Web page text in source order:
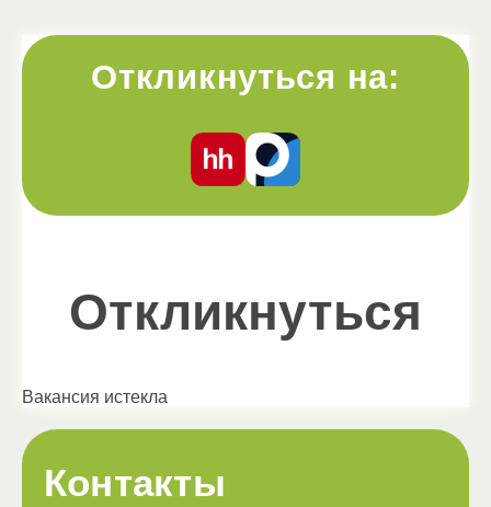
Откликнуться на:
Откликнуться
Вакансия истекла
Контакты